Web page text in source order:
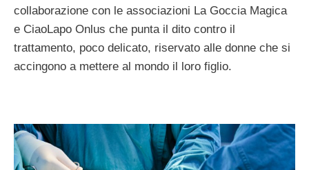
collaborazione con le associazioni La Goccia Magica
e CiaoLapo Onlus che punta il dito contro il
trattamento, poco delicato, riservato alle donne che si
accingono a mettere al mondo il loro figlio.